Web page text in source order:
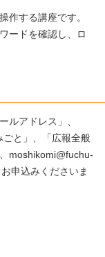
作する講座です。
ードを確認し、ロ
ルアドレス」、
ごと」、「広報全般
moshikomi@fuchu-
申込みくださいま